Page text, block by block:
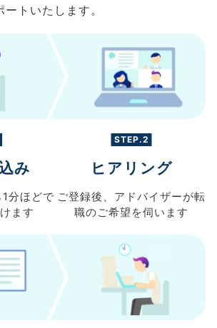
トいたします。
み
1分ほどで
ます
STEP.2
ヒアリング
ご登録後、 アドバイザーが転
職のご希望を伺います